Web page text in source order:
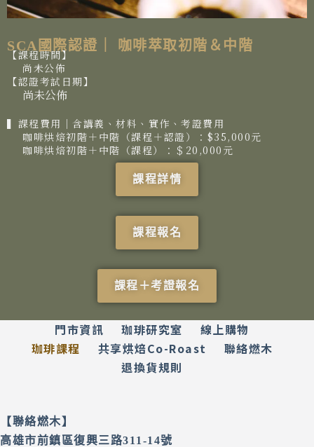
SCA國際認證｜ 咖啡萃取初階＆中階
【課程時間】
尚未公佈
【認證考試日期】
尚未公佈
▍課程費用│含講義、材料、實作、考證費用
咖啡烘焙初階＋中階（課程＋認證）：$35,000元
咖啡烘焙初階＋中階（課程）：＄20,000元
課程詳情
課程報名
課程＋考證報名
門市資訊 珈琲研究室
線上購物
珈琲課程
共享烘焙Co-Roast
聯絡燃木
退換貨規則
【聯絡燃木】
高雄市前鎮區復興三路311-14號